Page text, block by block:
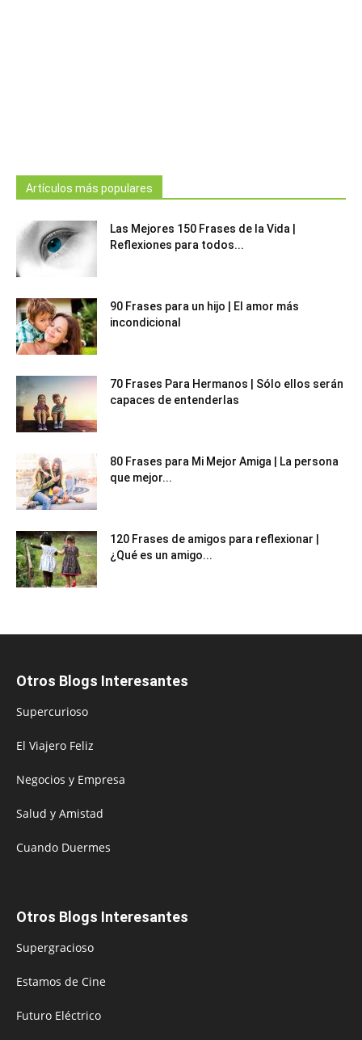
Artículos más populares
Las Mejores 150 Frases de la Vida |
Reflexiones para todos...
90 Frases para un hijo | El amor más
incondicional
70 Frases Para Hermanos | Sólo ellos serán
capaces de entenderlas
80 Frases para Mi Mejor Amiga | La persona
que mejor...
120 Frases de amigos para reflexionar |
¿Qué es un amigo...
Otros Blogs Interesantes
Supercurioso
El Viajero Feliz
Negocios y Empresa
Salud y Amistad
Cuando Duermes
Otros Blogs Interesantes
Supergracioso
Estamos de Cine
Futuro Eléctrico